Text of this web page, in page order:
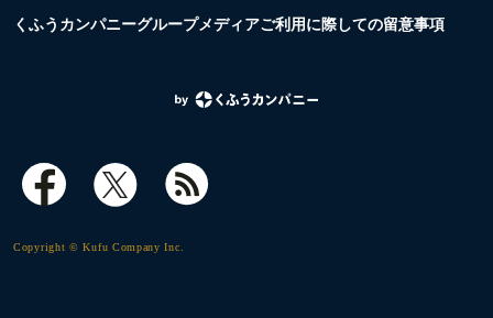
くふうカンパニーグループメディアご利用に際しての留意事項
Copyright © Kufu Company Inc.